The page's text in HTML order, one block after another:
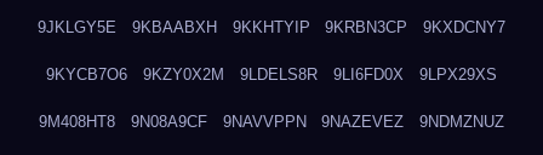
9JKLGY5E 9KBAABXH 9KKHTYIP 9KRBN3CP 9KXDCNY7
9KYCB7O6 9KZY0X2M 9LDELS8R 9LI6FD0X 9LPX29XS
9M408HT8 9N08A9CF 9NAVVPPN 9NAZEVEZ 9NDMZNUZ